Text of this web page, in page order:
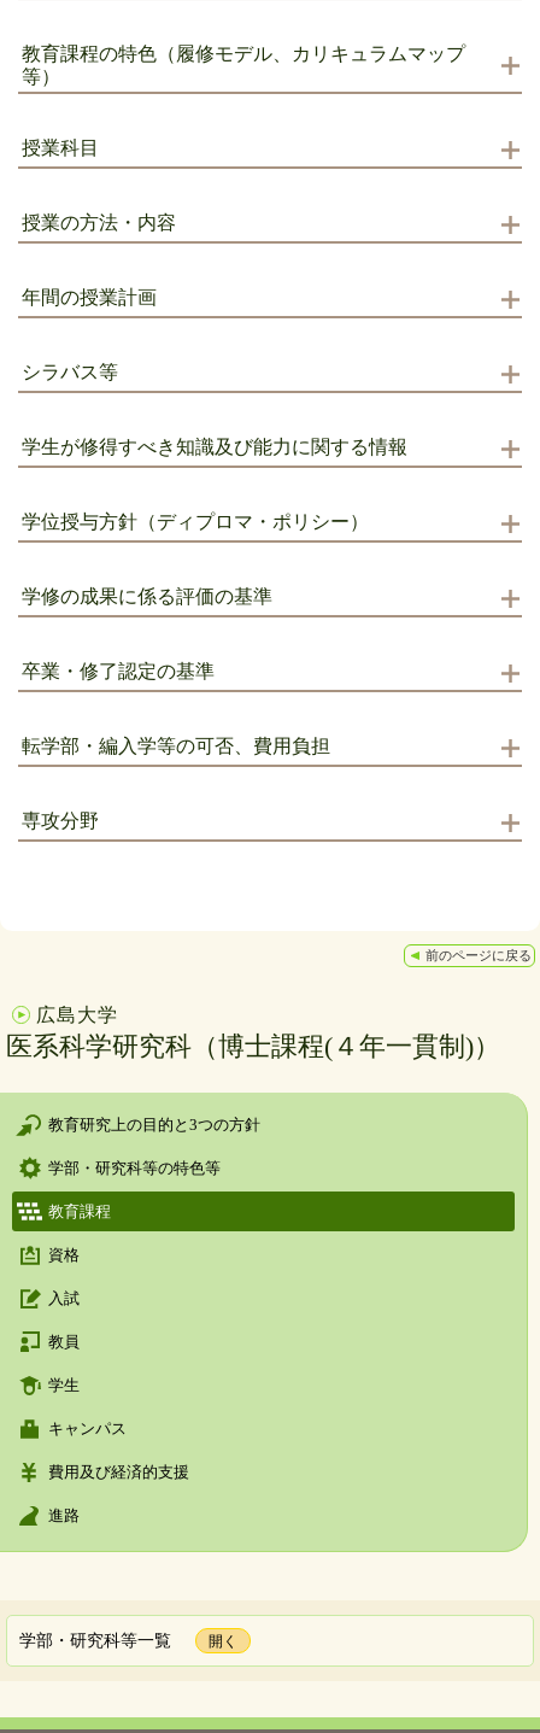
教育課程の特色（履修モデル、カリキュラムマップ
等）
授業科目
授業の方法・内容
年間の授業計画
シラバス等
学生が修得すべき知識及び能力に関する情報
学位授与方針（ディプロマ・ポリシー）
学修の成果に係る評価の基準
卒業・修了認定の基準
転学部・編入学等の可否、費用負担
専攻分野
前のページに戻る
広島大学
医系科学研究科（博士課程(４年一貫制)）
教育研究上の目的と3つの方針
学部・研究科等の特色等
教育課程
資格
入試
教員
学生
キャンパス
費用及び経済的支援
進路
学部・研究科等一覧